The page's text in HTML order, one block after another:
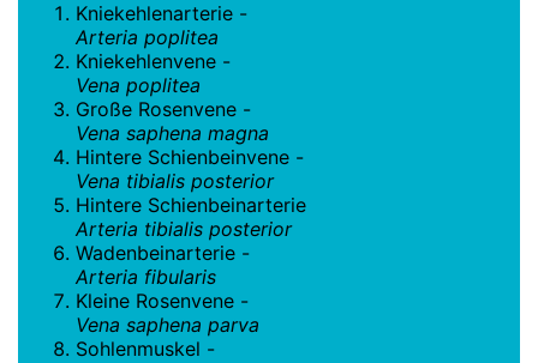
Kniekehlenarterie -
Arteria poplitea
Kniekehlenvene -
Vena poplitea
Große Rosenvene -
Vena saphena magna
Hintere Schienbeinvene -
Vena tibialis posterior
Hintere Schienbeinarterie
Arteria tibialis posterior
Wadenbeinarterie -
Arteria fibularis
Kleine Rosenvene -
Vena saphena parva
Sohlenmuskel -